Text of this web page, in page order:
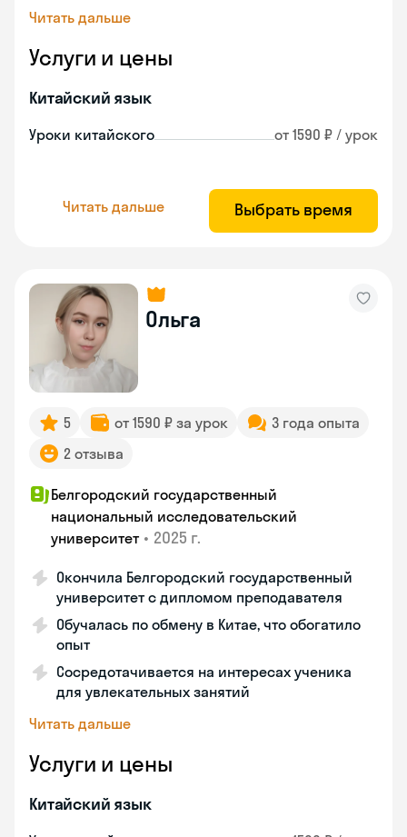
Читать дальше
Услуги и цены
Китайский язык
Уроки китайского от 1590 ₽ / урок
Читать дальше Выбрать время
Ольга
5 от 1590 ₽ за урок
3 года опыта
2 отзыва
Белгородский государственный
национальный исследовательский
университет • 2025 г.
Окончила Белгородский государственный
университет с дипломом преподавателя
Обучалась по обмену в Китае, что обогатило
опыт
Сосредотачивается на интересах ученика
для увлекательных занятий
Читать дальше
Услуги и цены
Китайский язык